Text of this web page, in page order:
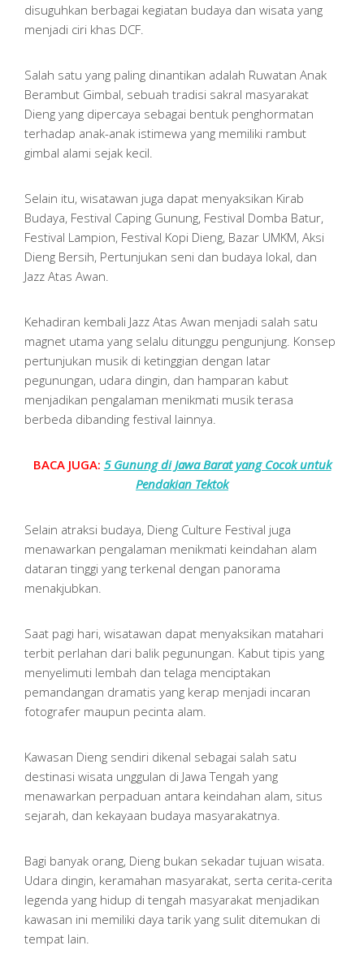
disuguhkan berbagai kegiatan budaya dan wisata yang
menjadi ciri khas DCF.
Salah satu yang paling dinantikan adalah Ruwatan Anak
Berambut Gimbal, sebuah tradisi sakral masyarakat
Dieng yang dipercaya sebagai bentuk penghormatan
terhadap anak-anak istimewa yang memiliki rambut
gimbal alami sejak kecil.
Selain itu, wisatawan juga dapat menyaksikan Kirab
Budaya, Festival Caping Gunung, Festival Domba Batur,
Festival Lampion, Festival Kopi Dieng, Bazar UMKM, Aksi
Dieng Bersih, Pertunjukan seni dan budaya lokal, dan
Jazz Atas Awan.
Kehadiran kembali Jazz Atas Awan menjadi salah satu
magnet utama yang selalu ditunggu pengunjung. Konsep
pertunjukan musik di ketinggian dengan latar
pegunungan, udara dingin, dan hamparan kabut
menjadikan pengalaman menikmati musik terasa
berbeda dibanding festival lainnya.
BACA JUGA: 5 Gunung di Jawa Barat yang Cocok untuk
Pendakian Tektok
Selain atraksi budaya, Dieng Culture Festival juga
menawarkan pengalaman menikmati keindahan alam
dataran tinggi yang terkenal dengan panorama
menakjubkan.
Saat pagi hari, wisatawan dapat menyaksikan matahari
terbit perlahan dari balik pegunungan. Kabut tipis yang
menyelimuti lembah dan telaga menciptakan
pemandangan dramatis yang kerap menjadi incaran
fotografer maupun pecinta alam.
Kawasan Dieng sendiri dikenal sebagai salah satu
destinasi wisata unggulan di Jawa Tengah yang
menawarkan perpaduan antara keindahan alam, situs
sejarah, dan kekayaan budaya masyarakatnya.
Bagi banyak orang, Dieng bukan sekadar tujuan wisata.
Udara dingin, keramahan masyarakat, serta cerita-cerita
legenda yang hidup di tengah masyarakat menjadikan
kawasan ini memiliki daya tarik yang sulit ditemukan di
tempat lain.